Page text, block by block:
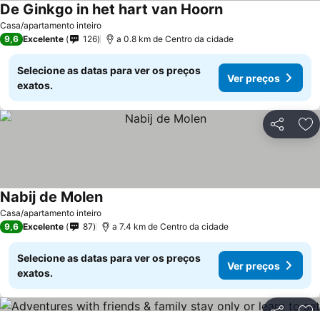
Casa/apartamento inteiro
De Ginkgo in het hart van Hoorn
9,6 Excelente 126 a 0.8 km de Centro da cidade
Selecione as datas para ver os preços
exatos.
Ver preços
Partilhar
Casa/apartamento inteiro
Nabij de Molen
9,6 Excelente 87 a 7.4 km de Centro da cidade
Selecione as datas para ver os preços
exatos.
Ver preços